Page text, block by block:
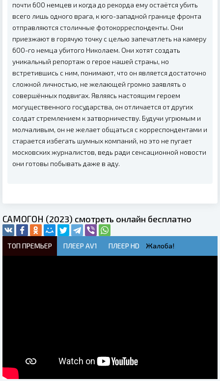
почти 600 немцев и когда до рекорда ему остаётся убить
всего лишь одного врага, к юго-западной границе фронта
отправляются столичные фотокорреспонденты. Они
приезжают в горячую точку с целью запечатлеть на камеру
600-го немца убитого Николаем. Они хотят создать
уникальный репортаж о герое нашей страны, но
встретившись с ним, понимают, что он является достаточно
сложной личностью, не желающей громко заявлять о
совершённых подвигах. Являясь настоящим героем
могущественного государства, он отличается от других
солдат стремлением к затворничеству. Будучи угрюмым и
молчаливым, он не желает общаться с корреспондентами и
старается избегать шумных компаний, но это не пугает
московских журналистов, ведь ради сенсационной новости
они готовы побывать даже в аду.
САМОГОН (2023) смотреть онлайн бесплатно
ТОП ПРЕМЬЕР ПЛЕЕР AV1 ПЛЕЕР HD Жалоба!